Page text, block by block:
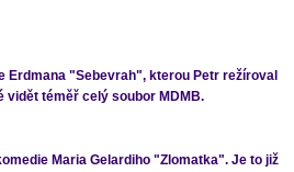
Erdmana "Sebevrah", kterou Petr režíroval
vidět téměř celý soubor MDMB.
Maria Gelardiho "Zlomatka". Je to již